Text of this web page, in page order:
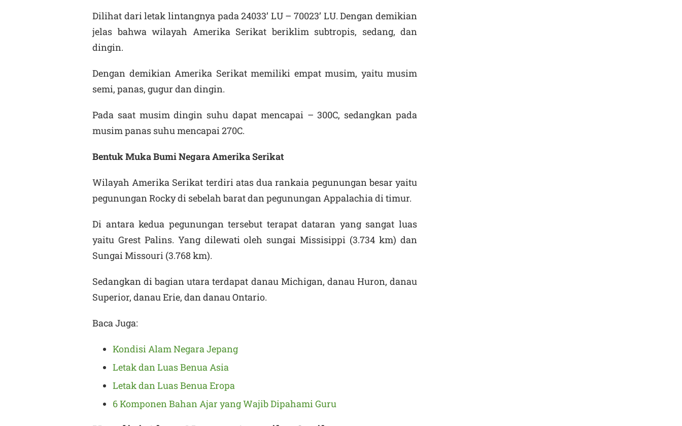
Dilihat dari letak lintangnya pada 24033’ LU – 70023’ LU. Dengan demikian
jelas bahwa wilayah Amerika Serikat beriklim subtropis, sedang, dan
dingin.
Dengan demikian Amerika Serikat memiliki empat musim, yaitu musim
semi, panas, gugur dan dingin.
Pada saat musim dingin suhu dapat mencapai – 300C, sedangkan pada
musim panas suhu mencapai 270C.
Bentuk Muka Bumi Negara Amerika Serikat
Wilayah Amerika Serikat terdiri atas dua rankaia pegunungan besar yaitu
pegunungan Rocky di sebelah barat dan pegunungan Appalachia di timur.
Di antara kedua pegunungan tersebut terapat dataran yang sangat luas
yaitu Grest Palins. Yang dilewati oleh sungai Missisippi (3.734 km) dan
Sungai Missouri (3.768 km).
Sedangkan di bagian utara terdapat danau Michigan, danau Huron, danau
Superior, danau Erie, dan danau Ontario.
Baca Juga:
Kondisi Alam Negara Jepang
Letak dan Luas Benua Asia
Letak dan Luas Benua Eropa
6 Komponen Bahan Ajar yang Wajib Dipahami Guru